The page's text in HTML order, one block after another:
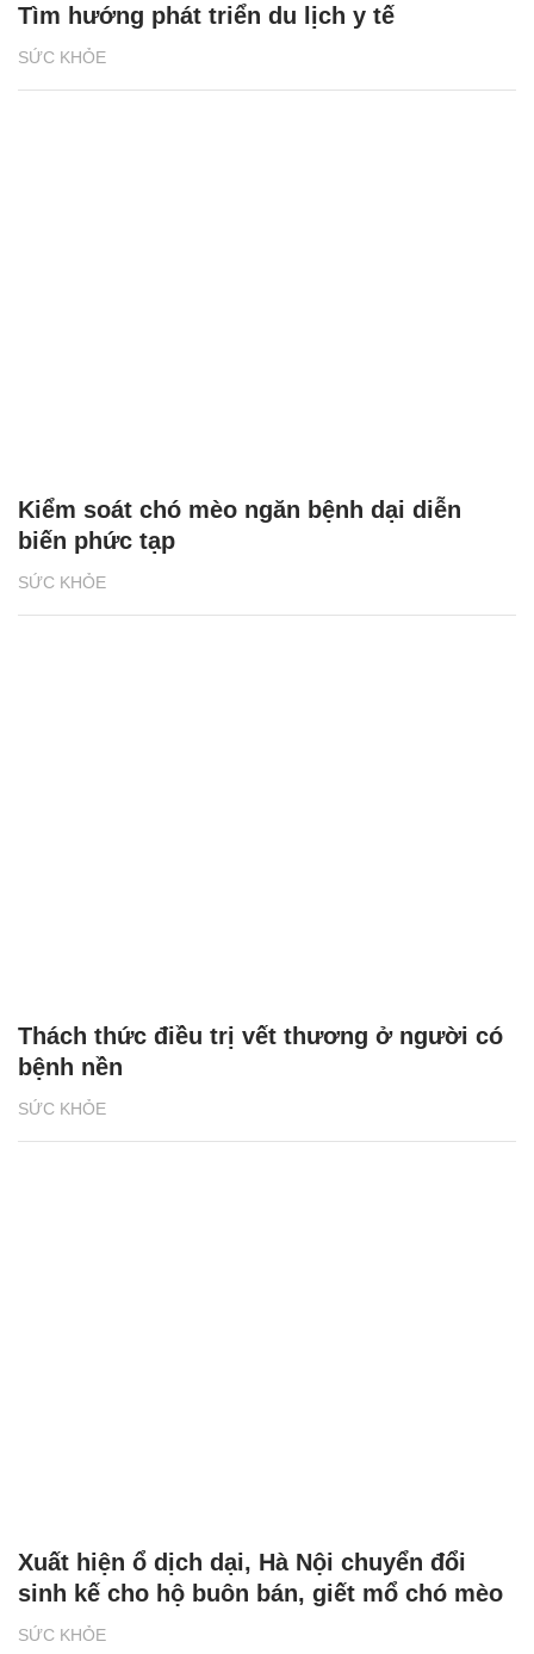
SỨC KHỎE
Tìm hướng phát triển du lịch y tế
SỨC KHỎE
Kiểm soát chó mèo ngăn bệnh dại diễn
biến phức tạp
SỨC KHỎE
Thách thức điều trị vết thương ở người có
bệnh nền
SỨC KHỎE
Xuất hiện ổ dịch dại, Hà Nội chuyển đổi
sinh kế cho hộ buôn bán, giết mổ chó mèo